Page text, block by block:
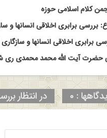
کلام اسلامی حوزه
بررسی برابری اخلاقی انسانها و
برابری اخلاقی انسانها و
حضرت آیت الله محمد محمدی ری
: 0 در انتظار